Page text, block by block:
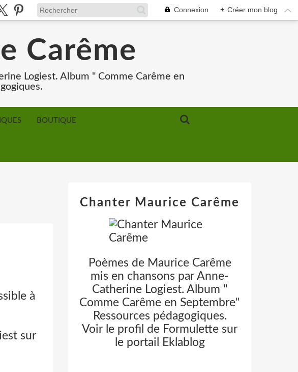
Connexion + Créer mon blog
Carême
Logiest. Album " Comme Carême en
BOUTIQUE
à
sur
Chanter Maurice Carême
Poèmes de Maurice Carême
mis en chansons par Anne-
Catherine Logiest. Album "
Comme Carême en Septembre"
Ressources pédagogiques.
Voir le profil de Formulette sur
le portail Eklablog